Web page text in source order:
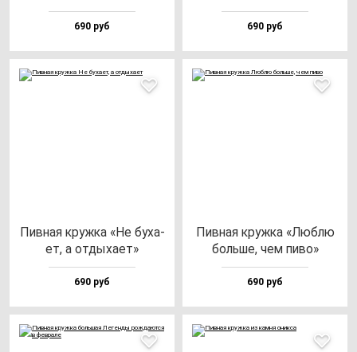
690 руб 690 руб
Пив­ная круж­ка «Не бу­ха­
ет, а от­ды­ха­ет»
690 руб
Пив­ная круж­ка «Люб­лю
боль­ше, чем пи­во»
690 руб